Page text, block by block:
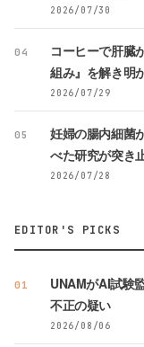
2026/07/30
04
コーヒーで肝臓
組み』を解き明
2026/07/29
05
妊婦の腸内細菌
べた研究が突き
2026/07/28
EDITOR'S PICKS
01
UNAMがAI試験
不正の疑い
2026/08/06